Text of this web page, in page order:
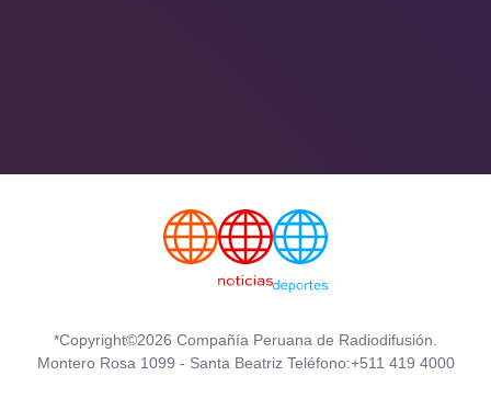
*Copyright©2026 Compañía Peruana de Radiodifusión.
Montero Rosa 1099 - Santa Beatriz Teléfono:+511 419 4000